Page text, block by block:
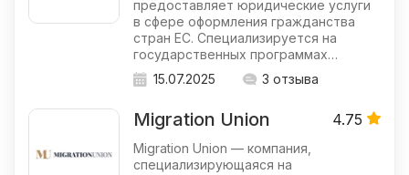
предоставляет юридические услуги
в сфере оформления гражданства
стран ЕС. Специализируется на
государственных программах…
15.07.2025
3 отзыва
Migration Union 4.75
Migration Union — компания,
специализирующаяся на